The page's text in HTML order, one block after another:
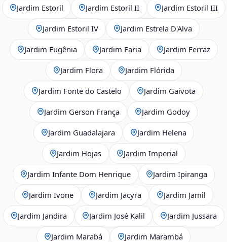
Jardim Estoril Jardim Estoril II Jardim Estoril III
Jardim Estoril IV Jardim Estrela D'Alva
Jardim Eugênia Jardim Faria Jardim Ferraz
Jardim Flora Jardim Flórida
Jardim Fonte do Castelo Jardim Gaivota
Jardim Gerson França Jardim Godoy
Jardim Guadalajara Jardim Helena
Jardim Hojas Jardim Imperial
Jardim Infante Dom Henrique Jardim Ipiranga
Jardim Ivone Jardim Jacyra Jardim Jamil
Jardim Jandira Jardim José Kalil Jardim Jussara
Jardim Marabá Jardim Marambá